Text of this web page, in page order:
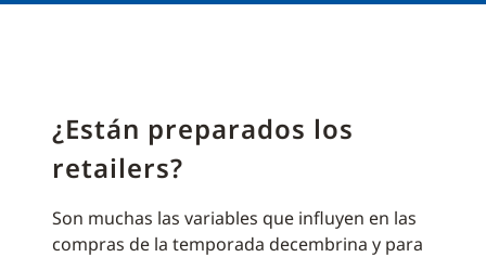
¿Están preparados los
retailers?
Son muchas las variables que influyen en las
compras de la temporada decembrina y para